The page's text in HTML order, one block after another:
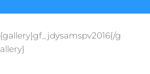
{gallery}gf_jdysamspv2016{/g
allery}